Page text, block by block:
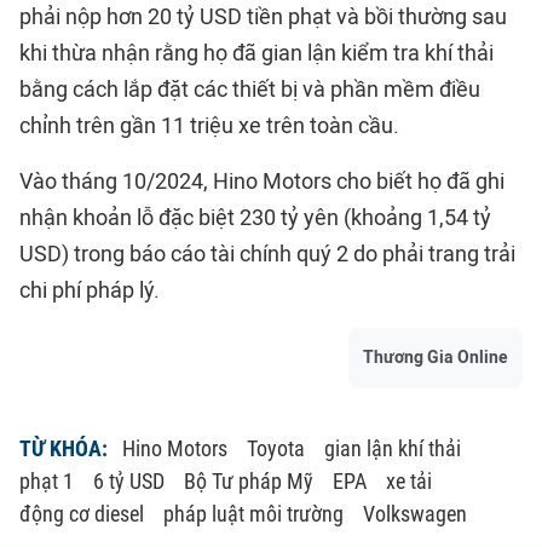
phải nộp hơn 20 tỷ USD tiền phạt và bồi thường sau
khi thừa nhận rằng họ đã gian lận kiểm tra khí thải
bằng cách lắp đặt các thiết bị và phần mềm điều
chỉnh trên gần 11 triệu xe trên toàn cầu.
Vào tháng 10/2024, Hino Motors cho biết họ đã ghi
nhận khoản lỗ đặc biệt 230 tỷ yên (khoảng 1,54 tỷ
USD) trong báo cáo tài chính quý 2 do phải trang trải
chi phí pháp lý.
Thương Gia Online
TỪ KHÓA: Hino Motors Toyota
gian lận khí thải
phạt 1
6 tỷ USD Bộ Tư pháp Mỹ EPA
xe tải
động cơ diesel
pháp luật môi trường Volkswagen